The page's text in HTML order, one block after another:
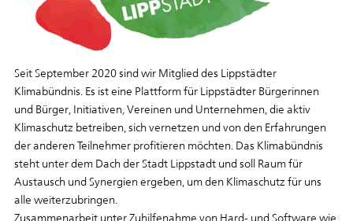
Seit September 2020 sind wir Mitglied des Lippstädter
Klimabündnis. Es ist eine Plattform für Lippstädter Bürgerinnen
und Bürger, Initiativen, Vereinen und Unternehmen, die aktiv
Klimaschutz betreiben, sich vernetzen und von den Erfahrungen
der anderen Teilnehmer profitieren möchten. Das Klimabündnis
steht unter dem Dach der Stadt Lippstadt und soll Raum für
Austausch und Synergien ergeben, um den Klimaschutz für uns
alle weiterzubringen.
Zusammenarbeit unter Zuhilfenahme von Hard- und Software wie